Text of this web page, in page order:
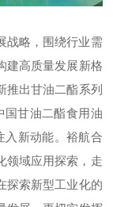
战略，围绕行业需
建高质量发展新格
推出甘油二酯系列
国甘油二酯食用油
入新动能。裕航合
领域应用探索，走
探索新型工业化的